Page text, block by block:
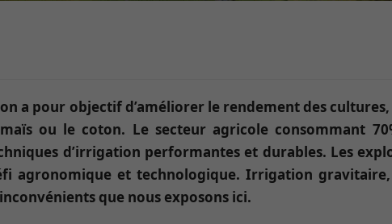
a pour objectif d’améliorer le rendement des
ou le coton. Le secteur agricole consommant
d’irrigation performantes et durables. Les
agronomique et technologique. Irrigation
que nous exposons ici.